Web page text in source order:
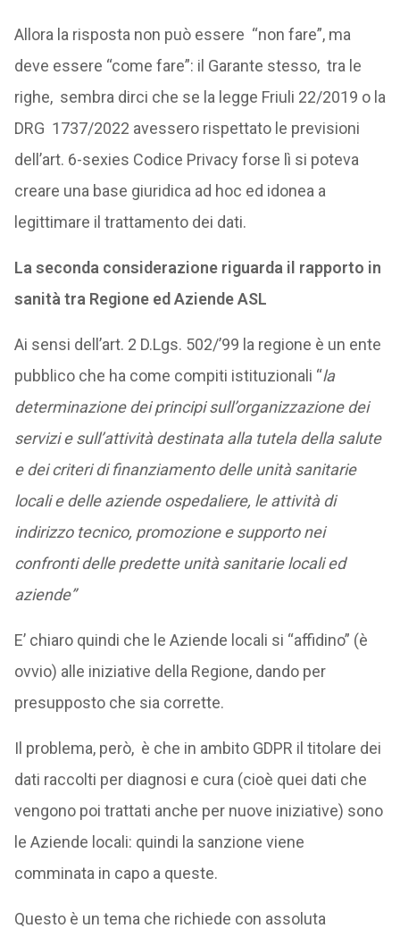
Allora la risposta non può essere “non fare”, ma
deve essere “come fare”: il Garante stesso, tra le
righe, sembra dirci che se la legge Friuli 22/2019 o la
DRG 1737/2022 avessero rispettato le previsioni
dell’art. 6-sexies Codice Privacy forse lì si poteva
creare una base giuridica ad hoc ed idonea a
legittimare il trattamento dei dati.
La seconda considerazione riguarda il rapporto in
sanità tra Regione ed Aziende ASL
Ai sensi dell’art. 2 D.Lgs. 502/’99 la regione è un ente
pubblico che ha come compiti istituzionali “la
determinazione dei principi sull’organizzazione dei
servizi e sull’attività destinata alla tutela della salute
e dei criteri di finanziamento delle unità sanitarie
locali e delle aziende ospedaliere, le attività di
indirizzo tecnico, promozione e supporto nei
confronti delle predette unità sanitarie locali ed
aziende”
E’ chiaro quindi che le Aziende locali si “affidino” (è
ovvio) alle iniziative della Regione, dando per
presupposto che sia corrette.
Il problema, però, è che in ambito GDPR il titolare dei
dati raccolti per diagnosi e cura (cioè quei dati che
vengono poi trattati anche per nuove iniziative) sono
le Aziende locali: quindi la sanzione viene
comminata in capo a queste.
Questo è un tema che richiede con assoluta